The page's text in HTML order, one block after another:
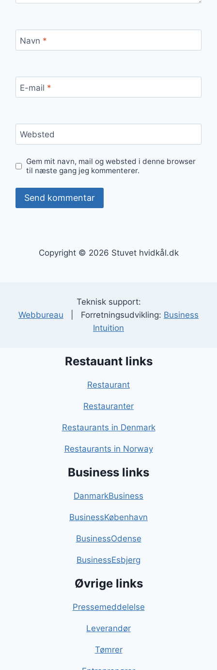
Navn *
E-mail *
Websted
Gem mit navn, mail og websted i denne browser
til næste gang jeg kommenterer.
Copyright © 2026 Stuvet hvidkål.dk
Teknisk support:
Webbureau | Forretningsudvikling: Business
Intuition
Restauant links
Restaurant
Restauranter
Restaurants in Denmark
Restaurants in Norway
Business links
DanmarkBusiness
BusinessKøbenhavn
BusinessOdense
BusinessEsbjerg
Øvrige links
Pressemeddelelse
Leverandør
Tømrer